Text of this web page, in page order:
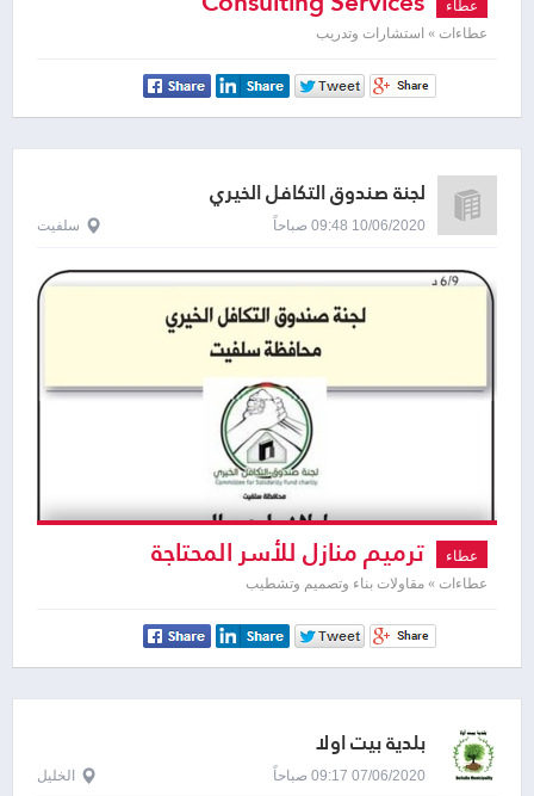
عطاء
عطاءات » استشارات وتدريب
لجنة صندوق التكافل الخيري
10/06/2020 09:48 صباحاً سلفيت
عطاء ترميم منازل للأسر المحتاجة
عطاءات » مقاولات بناء وتصميم وتشطيب
بلدية بيت اولا
07/06/2020 09:17 صباحاً الخليل